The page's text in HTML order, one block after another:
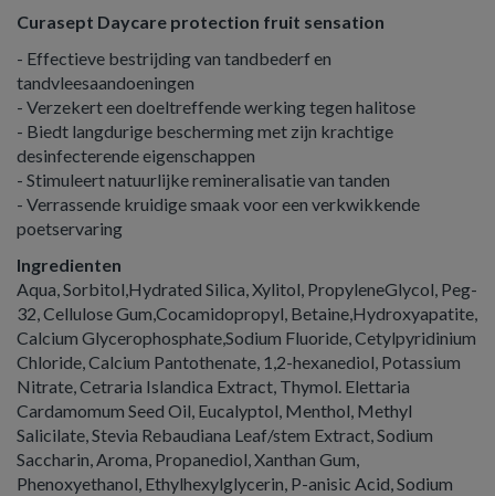
Curasept Daycare protection fruit sensation
- Effectieve bestrijding van tandbederf en
tandvleesaandoeningen
- Verzekert een doeltreffende werking tegen halitose
- Biedt langdurige bescherming met zijn krachtige
desinfecterende eigenschappen
- Stimuleert natuurlijke remineralisatie van tanden
- Verrassende kruidige smaak voor een verkwikkende
poetservaring
Ingredienten
Aqua, Sorbitol,Hydrated Silica, Xylitol, PropyleneGlycol, Peg-
32, Cellulose Gum,Cocamidopropyl, Betaine,Hydroxyapatite,
Calcium Glycerophosphate,Sodium Fluoride, Cetylpyridinium
Chloride, Calcium Pantothenate, 1,2-hexanediol, Potassium
Nitrate, Cetraria Islandica Extract, Thymol. Elettaria
Cardamomum Seed Oil, Eucalyptol, Menthol, Methyl
Salicilate, Stevia Rebaudiana Leaf/stem Extract, Sodium
Saccharin, Aroma, Propanediol, Xanthan Gum,
Phenoxyethanol, Ethylhexylglycerin, P-anisic Acid, Sodium